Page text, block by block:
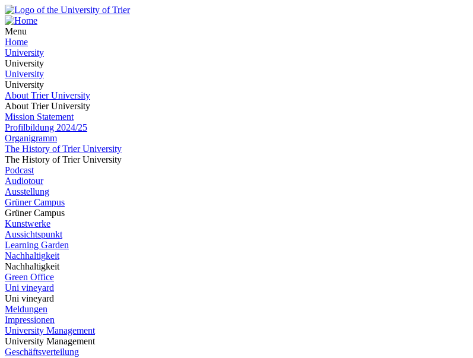
Menu
Home
University
University
University
University
About Trier University
About Trier University
Mission Statement
Profilbildung 2024/25
Organigramm
The History of Trier University
The History of Trier University
Podcast
Audiotour
Ausstellung
Grüner Campus
Grüner Campus
Kunstwerke
Aussichtspunkt
Learning Garden
Nachhaltigkeit
Nachhaltigkeit
Green Office
Uni vineyard
Uni vineyard
Meldungen
Impressionen
University Management
University Management
Geschäftsverteilung